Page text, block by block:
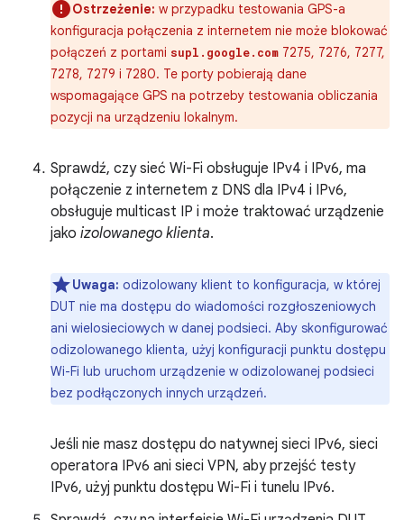
Ostrzeżenie: w przypadku testowania GPS-a
konfiguracja połączenia z internetem nie może blokować
połączeń z portami supl.google.com 7275, 7276, 7277,
7278, 7279 i 7280. Te porty pobierają dane
wspomagające GPS na potrzeby testowania obliczania
pozycji na urządzeniu lokalnym.
Sprawdź, czy sieć Wi-Fi obsługuje IPv4 i IPv6, ma
połączenie z internetem z DNS dla IPv4 i IPv6,
obsługuje multicast IP i może traktować urządzenie
jako izolowanego klienta.
Uwaga: odizolowany klient to konfiguracja, w której
DUT nie ma dostępu do wiadomości rozgłoszeniowych
ani wielosieciowych w danej podsieci. Aby skonfigurować
odizolowanego klienta, użyj konfiguracji punktu dostępu
Wi-Fi lub uruchom urządzenie w odizolowanej podsieci
bez podłączonych innych urządzeń.
Jeśli nie masz dostępu do natywnej sieci IPv6, sieci
operatora IPv6 ani sieci VPN, aby przejść testy
IPv6, użyj punktu dostępu Wi-Fi i tunelu IPv6.